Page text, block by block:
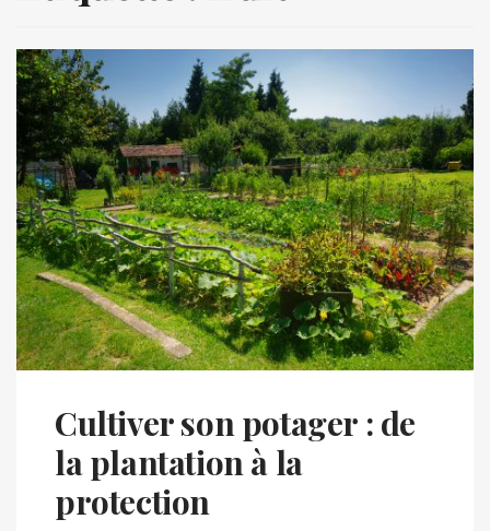
Cultiver son potager : de
la plantation à la
protection